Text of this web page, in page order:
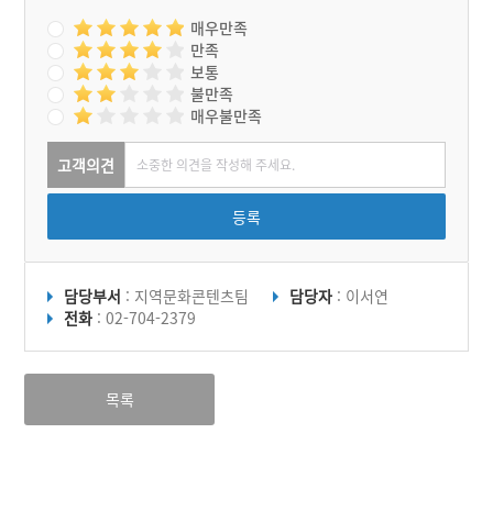
매우만족
만족
보통
불만족
매우불만족
고객의견
등록
담당부서 : 지역문화콘텐츠팀 담당자 : 이서연
전화 : 02-704-2379
목록